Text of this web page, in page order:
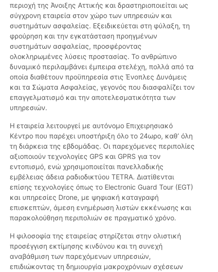
περιοχή της Άνοιξης Αττικής και δραστηριοποιείται ως
σύγχρονη εταιρεία στον χώρο των υπηρεσιών και
συστημάτων ασφαλείας. Εξειδικεύεται στη φύλαξη, τη
φρούρηση και την εγκατάσταση προηγμένων
συστημάτων ασφαλείας, προσφέροντας
ολοκληρωμένες λύσεις προστασίας. Το ανθρώπινο
δυναμικό περιλαμβάνει έμπειρα στελέχη, πολλά από τα
οποία διαθέτουν προϋπηρεσία στις Ένοπλες Δυνάμεις
και τα Σώματα Ασφαλείας, γεγονός που διασφαλίζει τον
επαγγελματισμό και την αποτελεσματικότητα των
υπηρεσιών.
Η εταιρεία λειτουργεί με αυτόνομο Επιχειρησιακό
Κέντρο που παρέχει υποστήριξη όλο το 24ωρο, καθ’ όλη
τη διάρκεια της εβδομάδας. Οι παρεχόμενες περιπολίες
αξιοποιούν τεχνολογίες GPS και GPRS για τον
εντοπισμό, ενώ χρησιμοποιείται πανελλαδικής
εμβέλειας άδεια ραδιοδικτύου TETRA. Διατίθενται
επίσης τεχνολογίες όπως το Electronic Guard Tour (EGT)
και υπηρεσίες Drone, με ψηφιακή καταγραφή
επισκεπτών, άμεση ενημέρωση λιστών εκκένωσης και
παρακολούθηση περιπολιών σε πραγματικό χρόνο.
Η φιλοσοφία της εταιρείας στηρίζεται στην ολιστική
προσέγγιση εκτίμησης κινδύνου και τη συνεχή
αναβάθμιση των παρεχόμενων υπηρεσιών,
επιδιώκοντας τη δημιουργία μακροχρόνιων σχέσεων